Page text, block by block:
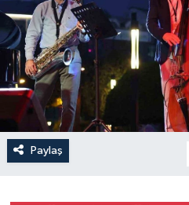
Paylaş
Politika
Resmi İlan
Sağlık
Spor